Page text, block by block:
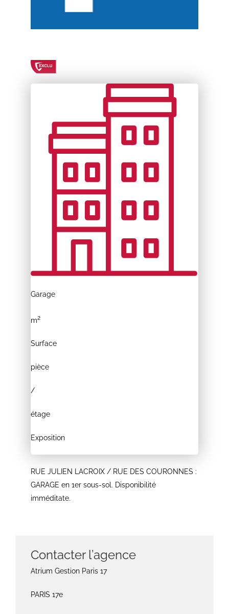
Garage
m2
Surface
pièce
/
étage
Exposition
RUE JULIEN LACROIX / RUE DES COURONNES :
GARAGE en 1er sous-sol. Disponibilité
imméditate.
Contacter l’agence
Atrium Gestion Paris 17
PARIS 17e